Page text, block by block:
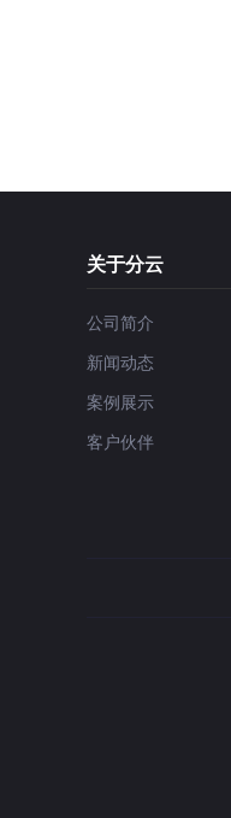
关于分云
公司简介
新闻动态
案例展示
客户伙伴